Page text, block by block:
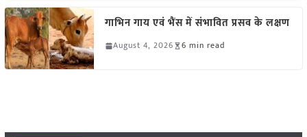
गाभिन गाय एवं भैंस में संभावित प्रसव के लक्षण
August 4, 2026 6 min read